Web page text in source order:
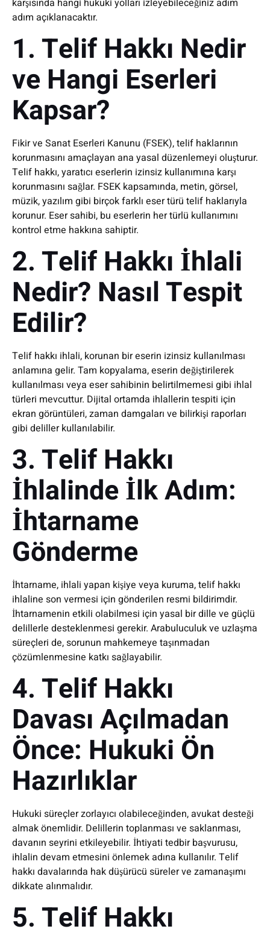
karşısında hangi hukuki yolları izleyebileceğiniz adım
adım açıklanacaktır.
1. Telif Hakkı Nedir
ve Hangi Eserleri
Kapsar?
Fikir ve Sanat Eserleri Kanunu (FSEK), telif haklarının
korunmasını amaçlayan ana yasal düzenlemeyi oluşturur.
Telif hakkı, yaratıcı eserlerin izinsiz kullanımına karşı
korunmasını sağlar. FSEK kapsamında, metin, görsel,
müzik, yazılım gibi birçok farklı eser türü telif haklarıyla
korunur. Eser sahibi, bu eserlerin her türlü kullanımını
kontrol etme hakkına sahiptir.
2. Telif Hakkı İhlali
Nedir? Nasıl Tespit
Edilir?
Telif hakkı ihlali, korunan bir eserin izinsiz kullanılması
anlamına gelir. Tam kopyalama, eserin değiştirilerek
kullanılması veya eser sahibinin belirtilmemesi gibi ihlal
türleri mevcuttur. Dijital ortamda ihlallerin tespiti için
ekran görüntüleri, zaman damgaları ve bilirkişi raporları
gibi deliller kullanılabilir.
3. Telif Hakkı
İhlalinde İlk Adım:
İhtarname
Gönderme
İhtarname, ihlali yapan kişiye veya kuruma, telif hakkı
ihlaline son vermesi için gönderilen resmi bildirimdir.
İhtarnamenin etkili olabilmesi için yasal bir dille ve güçlü
delillerle desteklenmesi gerekir. Arabuluculuk ve uzlaşma
süreçleri de, sorunun mahkemeye taşınmadan
çözümlenmesine katkı sağlayabilir.
4. Telif Hakkı
Davası Açılmadan
Önce: Hukuki Ön
Hazırlıklar
Hukuki süreçler zorlayıcı olabileceğinden, avukat desteği
almak önemlidir. Delillerin toplanması ve saklanması,
davanın seyrini etkileyebilir. İhtiyati tedbir başvurusu,
ihlalin devam etmesini önlemek adına kullanılır. Telif
hakkı davalarında hak düşürücü süreler ve zamanaşımı
dikkate alınmalıdır.
5. Telif Hakkı